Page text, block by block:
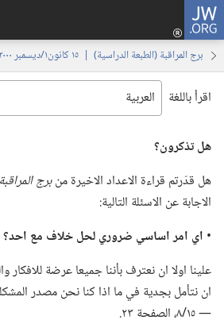
JW.ORG
برج المراقبة (‏الطبعة الدراسية)‏ | ‏‎١٥‏ ‏‎كانون١/ديسمبر‏ ‎٢٠٠٠
اقرأ باللغة
هل تذكرون؟‏
هل قدّرتم قراءة الاعداد الاخيرة منبرج
الاجابة عن الاسئلة التالية:‏
‏• اي امر اساسي ضروري لحل خلاف مع احد؟‏
علينا اولا ان نعترف بأننا جميعا عرضة للافكار
ان نتأمل بجدية في ما اذا كنا نحن مصدر
—‏ ١٥/‏٨،‏ الصفحة ٢٣.‏